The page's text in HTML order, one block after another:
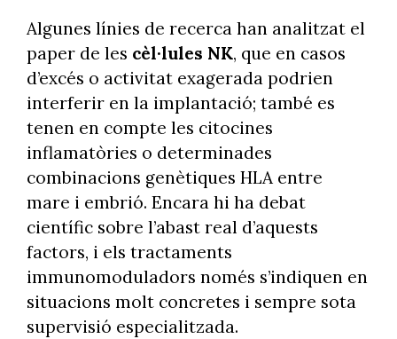
Algunes línies de recerca han analitzat el
paper de les cèl·lules NK, que en casos
d’excés o activitat exagerada podrien
interferir en la implantació; també es
tenen en compte les citocines
inflamatòries o determinades
combinacions genètiques HLA entre
mare i embrió. Encara hi ha debat
científic sobre l’abast real d’aquests
factors, i els tractaments
immunomoduladors només s’indiquen en
situacions molt concretes i sempre sota
supervisió especialitzada.